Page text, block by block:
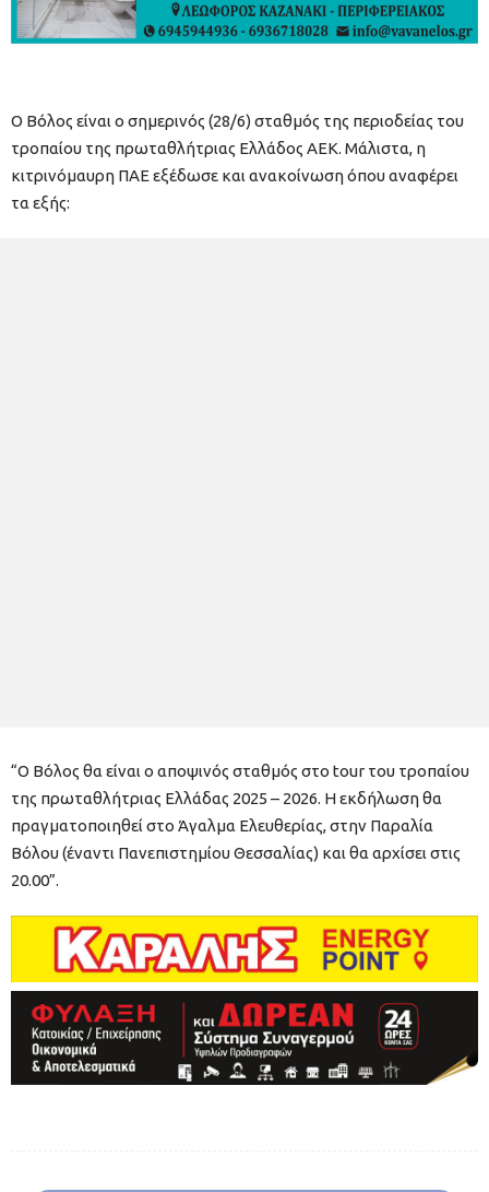
Ο Βόλος είναι ο σημερινός (28/6) σταθμός της περιοδείας του
τροπαίου της πρωταθλήτριας Ελλάδος ΑΕΚ. Μάλιστα, η
κιτρινόμαυρη ΠΑΕ εξέδωσε και ανακοίνωση όπου αναφέρει
τα εξής:
“Ο Βόλος θα είναι ο αποψινός σταθμός στο tour του τροπαίου
της πρωταθλήτριας Ελλάδας 2025 – 2026. Η εκδήλωση θα
πραγματοποιηθεί στο Άγαλμα Ελευθερίας, στην Παραλία
Βόλου (έναντι Πανεπιστημίου Θεσσαλίας) και θα αρχίσει στις
20.00”.